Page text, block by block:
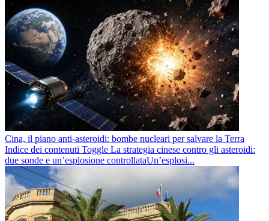
Cina, il piano anti-asteroidi: bombe nucleari per salvare la Terra
Indice dei contenuti Toggle La strategia cinese contro gli asteroidi:
due sonde e un’esplosione controllataUn’esplosi...